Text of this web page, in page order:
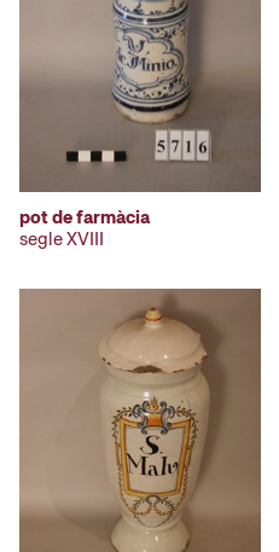
pot de farmàcia
segle XVIII